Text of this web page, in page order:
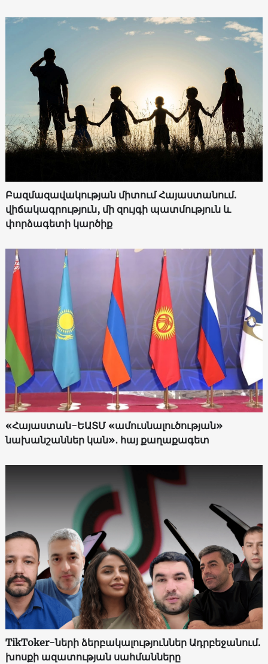
Բազմազավակության միտում Հայաստանում.
վիճակագրություն, մի զույգի պատմություն և
փորձագետի կարծիք
«Հայաստան-ԵԱՏՄ «ամուսնալուծության»
նախանշաններ կան»․ հայ քաղաքագետ
TikToker-ների ձերբակալություններ Ադրբեջանում.
խոսքի ազատության սահմանները